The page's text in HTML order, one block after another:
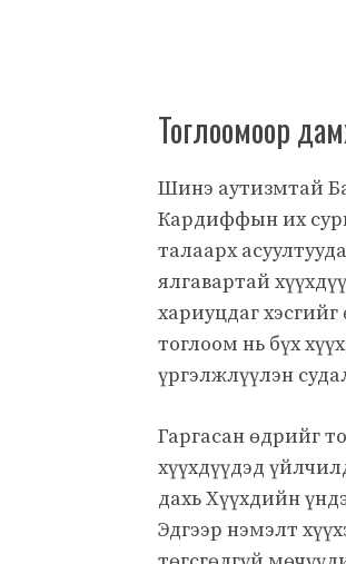
Тоглоомоор
Шинэ аутизмтай
Кардиффын их
талаарх
ялгавартай
хариуцдаг
тоглоом нь бүх
үргэлжлүүлэн
Гаргасан өдрийг
хүүхдүүдэд
дахь Хүүхдийн
Эдгээр нэмэлт